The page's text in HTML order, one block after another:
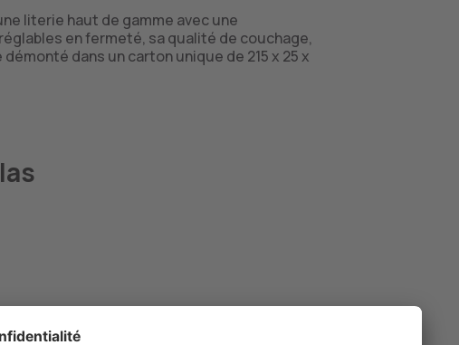
literie haut de gamme avec une
en fermeté, sa qualité de couchage,
dans un carton unique de 215 x 25 x